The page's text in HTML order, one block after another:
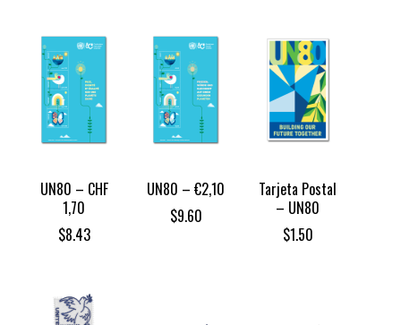
UN80 – CHF
1,70
$8.43
UN80 – €2,10
$9.60
Tarjeta Postal
– UN80
$1.50